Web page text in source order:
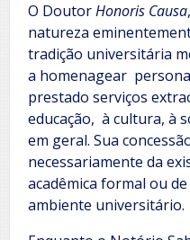
O DoutorHonoris Causa
natureza
tradição universitária
a homenagear
prestado serviços
educação, à cultura, à
em geral. Sua
necessariamente da
acadêmica formal ou
ambiente universitário.